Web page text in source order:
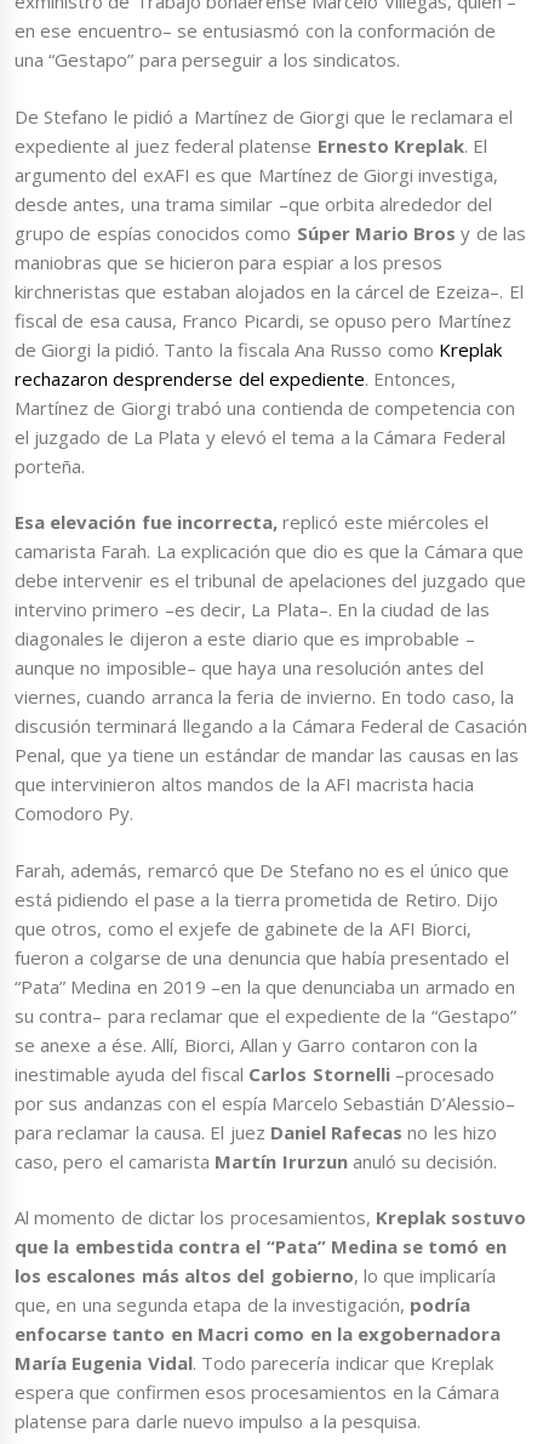
en ese encuentro– se entusiasmó con la conformación de
una “Gestapo” para perseguir a los sindicatos.
De Stefano le pidió a Martínez de Giorgi que le reclamara el
expediente al juez federal platense Ernesto Kreplak. El
argumento del exAFI es que Martínez de Giorgi investiga,
desde antes, una trama similar –que orbita alrededor del
grupo de espías conocidos como Súper Mario Bros y de las
maniobras que se hicieron para espiar a los presos
kirchneristas que estaban alojados en la cárcel de Ezeiza–. El
fiscal de esa causa, Franco Picardi, se opuso pero Martínez
de Giorgi la pidió. Tanto la fiscala Ana Russo como Kreplak
rechazaron desprenderse del expediente. Entonces,
Martínez de Giorgi trabó una contienda de competencia con
el juzgado de La Plata y elevó el tema a la Cámara Federal
porteña.
Esa elevación fue incorrecta,replicó este miércoles el
camarista Farah. La explicación que dio es que la Cámara que
debe intervenir es el tribunal de apelaciones del juzgado que
intervino primero –es decir, La Plata–. En la ciudad de las
diagonales le dijeron a este diario que es improbable –
aunque no imposible– que haya una resolución antes del
viernes, cuando arranca la feria de invierno. En todo caso, la
discusión terminará llegando a la Cámara Federal de Casación
Penal, que ya tiene un estándar de mandar las causas en las
que intervinieron altos mandos de la AFI macrista hacia
Comodoro Py.
Farah, además, remarcó que De Stefano no es el único que
está pidiendo el pase a la tierra prometida de Retiro. Dijo
que otros, como el exjefe de gabinete de la AFI Biorci,
fueron a colgarse de una denuncia que había presentado el
“Pata” Medina en 2019 –en la que denunciaba un armado en
su contra– para reclamar que el expediente de la “Gestapo”
se anexe a ése. Allí, Biorci, Allan y Garro contaron con la
inestimable ayuda del fiscal Carlos Stornelli–procesado
por sus andanzas con el espía Marcelo Sebastián D’Alessio–
para reclamar la causa. El juez Daniel Rafecasno les hizo
caso, pero el camarista Martín Irurzunanuló su decisión.
Al momento de dictar los procesamientos, Kreplak sostuvo
que la embestida contra el “Pata” Medina se tomó en
los escalones más altos del gobierno, lo que implicaría
que, en una segunda etapa de la investigación, podría
enfocarse tanto en Macri como en la exgobernadora
María Eugenia Vidal. Todo parecería indicar que Kreplak
espera que confirmen esos procesamientos en la Cámara
platense para darle nuevo impulso a la pesquisa.